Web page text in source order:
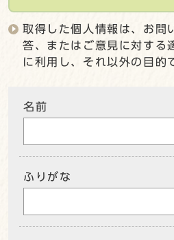
取得した個人情報は、お問
答、またはご意見に対する
に利用し、それ以外の目的
名前
ふりがな